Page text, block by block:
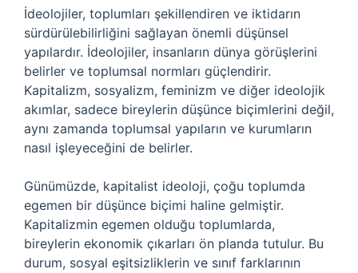
İdeolojiler, toplumları şekillendiren ve iktidarın
sürdürülebilirliğini sağlayan önemli düşünsel
yapılardır. İdeolojiler, insanların dünya görüşlerini
belirler ve toplumsal normları güçlendirir.
Kapitalizm, sosyalizm, feminizm ve diğer ideolojik
akımlar, sadece bireylerin düşünce biçimlerini değil,
aynı zamanda toplumsal yapıların ve kurumların
nasıl işleyeceğini de belirler.
Günümüzde, kapitalist ideoloji, çoğu toplumda
egemen bir düşünce biçimi haline gelmiştir.
Kapitalizmin egemen olduğu toplumlarda,
bireylerin ekonomik çıkarları ön planda tutulur. Bu
durum, sosyal eşitsizliklerin ve sınıf farklarının